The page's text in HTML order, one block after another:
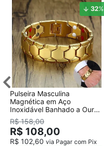
32%
Pulseira Masculina
Magnética em Aço
Inoxidável Banhado a Ouro
18K
R$ 158,00
R$ 108,00
R$ 102,60 via Pagar com Pix